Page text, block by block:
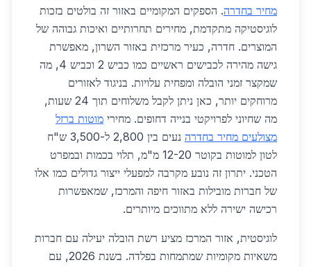
מחיר בחדרה. הספקים המקומיים באזור זה בולטים בזכות
לוגיסטיקה מתקדמת, מחירים תחרותיים ואיכות גבוהה של
המוצרים. חדרה, כעיר מרכזית באזור השרון, מאפשרת
גישה מהירה לכבישים ראשיים כמו כביש 2 וכביש 4, מה
שמקצר זמני הובלה ומפחית עלויות. בניגוד לאזורים
מרוחקים יותר, כאן ניתן לקבל משלוחים תוך 24 שעות,
מה שחיוני לפרויקטי בנייה דחופים. מחירי מוטות ברזל
מצולעים מחיר בחדרה
נעים בין 2,800 ל-3,500 ש"ח
לטון למוטות בקוטר 12-20 מ"מ, תלוי בכמות ובמפרט
הטכני. יתרון זה נובע מקרבה למפעלי ייצור גדולים כמו אלו
של חברות מובילות באזור חיפה והמרכז, שמאפשרות
רכישה ישירה ללא מתווכים מיותרים.
לוגיסטית, אזור המרכז מציע רשת הובלה יעילה עם חברות
משאיות מקומיות שמתמחות בפלדה. בשנת 2026, עם